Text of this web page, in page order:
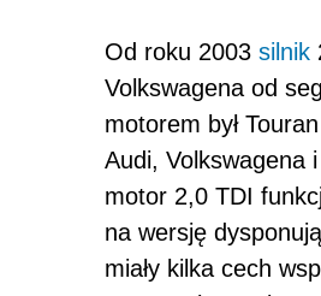
Od roku 2003 silnik
Volkswagena od
motorem był
Audi, Volkswagena
motor 2,0 TDI
na wersję
miały kilka cech